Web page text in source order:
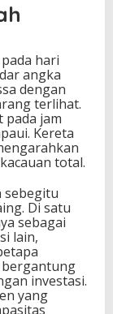
hari
angka
dengan
terlihat.
pada jam
Kereta
total.
sebegitu
Di satu
sebagai
lain,
investasi.
yang